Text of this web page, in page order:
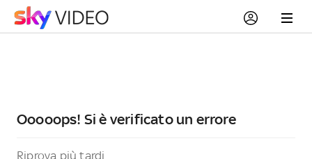
Ooooops! Si è verificato un errore
Riprova più tardi